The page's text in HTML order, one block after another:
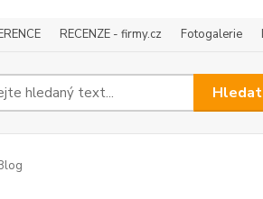
RECENZE - firmy.cz Fotogalerie
Hledat